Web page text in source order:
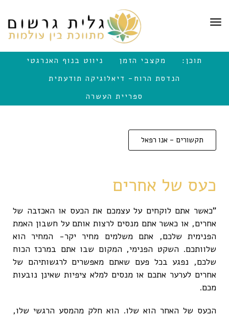
תפריט
תוכן: מקצבי הזמן
ניווט בנוף האנרגטי
הנדסת הרוח- דיאלוגיקה תודעתית
ספריית העשרה
תקשורים - אנו רפאל
כעס של אחרים
"כאשר אתם לוקחים על עצמכם את הכעס או האכזבה של
אחרים, או כאשר אתם מנסים לרצות אותם על חשבון האמת
הפנימית שלכם, אתם משלמים מחיר יקר- המחיר הוא
שלוותכם. השקט הפנימי, המקום שבו אתם במרכז הכוח
שלכם, נפגע בכל פעם שאתם מאפשרים לרגשותיהם של
אחרים לערער אתכם או מנסים למלא ציפיות שאינן נובעות
מכם.
הכעס של האחר הוא שלו. הוא חלק מהמסע הרגשי שלו,